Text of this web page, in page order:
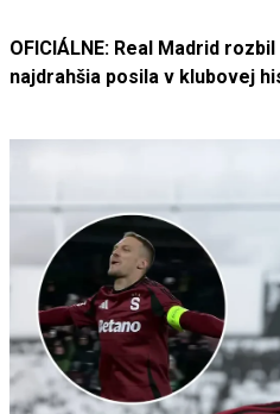
OFICIÁLNE: Real Madrid
najdrahšia posila v klubovej